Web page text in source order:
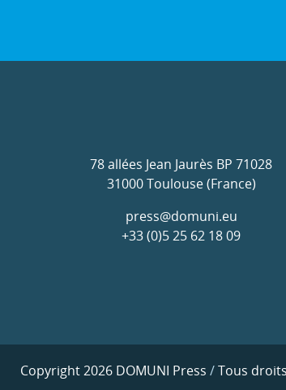
78 allées Jean Jaurès BP 71028
31000 Toulouse (France)
press@domuni.eu
+33 (0)5 25 62 18 09
Copyright 2026 DOMUNI Press /Tous